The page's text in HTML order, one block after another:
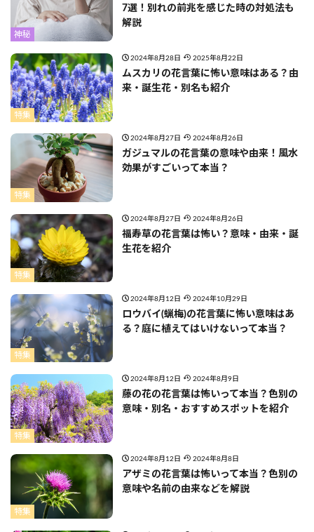
神秘
7選！別れの前兆を感じた時の対処法も
解説
特集
2024年8月28日 2025年8月22日
ムスカリの花言葉に怖い意味はある？由
来・誕生花・別名も紹介
特集
2024年8月27日 2024年8月26日
ガジュマルの花言葉の意味や由来！風水
効果がすごいって本当？
特集
2024年8月27日 2024年8月26日
福寿草の花言葉は怖い？意味・由来・誕
生花を紹介
特集
2024年8月12日 2024年10月29日
ロウバイ(蝋梅)の花言葉に怖い意味はあ
る？庭に植えてはいけないって本当？
特集
2024年8月12日 2024年8月9日
藤の花の花言葉は怖いって本当？色別の
意味・別名・おすすめスポットを紹介
特集
2024年8月12日 2024年8月8日
アザミの花言葉は怖いって本当？色別の
意味や名前の由来などを解説